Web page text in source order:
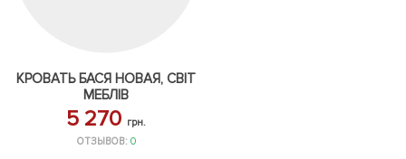
КРОВАТЬ БАСЯ НОВАЯ, СВІТ
МЕБЛІВ
5 270 грн.
ОТЗЫВОВ: 0